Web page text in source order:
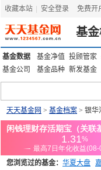
收藏本站 安全登录 免费开
基
基金数据 基金净值 投顾管家
基金公司
基金品种 新发基金
天天基金网 > 基金档案 > 银华
您浏览过的基金： 华夏大盘